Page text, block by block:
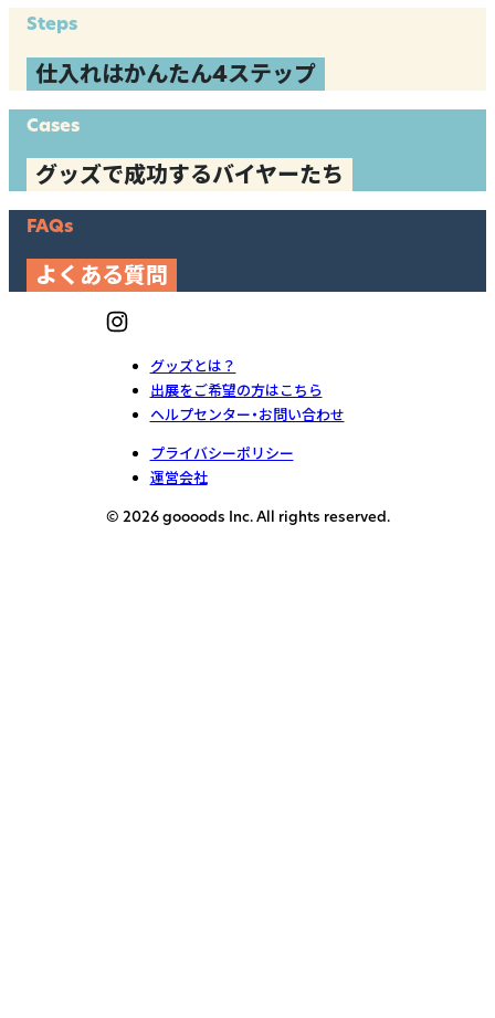
Steps
仕入れはかんたん4ステップ
Cases
グッズで成功するバイヤーたち
FAQs
よくある質問
グッズとは？
出展をご希望の方はこちら
ヘルプセンター・お問い合わせ
プライバシーポリシー
運営会社
© 2026 goooods Inc. All rights reserved.